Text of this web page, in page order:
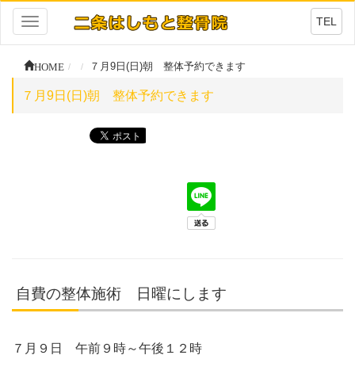
Toggle
navigation
TEL
HOME ７月9日(日)朝 整体予約できます
７月9日(日)朝 整体予約できます
自費の整体施術 日曜にします
７月９日 午前９時～午後１２時